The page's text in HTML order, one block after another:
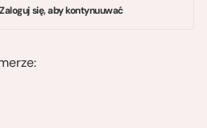
się, aby kontynuuwać